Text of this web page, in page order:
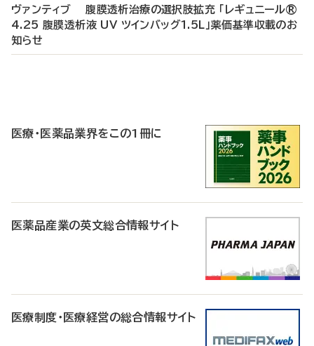
ヴァンティブ 腹膜透析治療の選択肢拡充 「レギュニール®
4.25 腹膜透析液 UV ツインバッグ1.5L」薬価基準収載のお
知らせ
医療・医薬品業界をこの1冊に
医薬品産業の英文総合情報サイト
医療制度・医療経営の総合情報サイト